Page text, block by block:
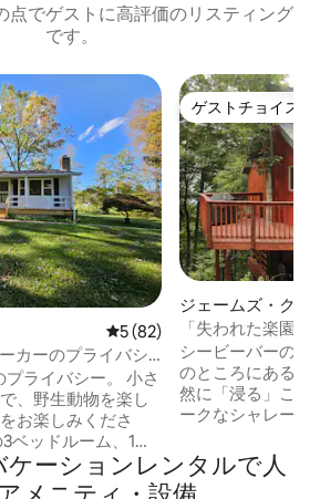
点でゲストに高評価のリスティング
です。
スです。
レビュー82件、5つ星中5つ
5 (82)
カーのプライバシ
ライバシー。 小さ
、野生動物を楽し
お楽しみくださ
インフロアには洗
しい家電がすべて
ゲストチョイス
ゲストチョイス
ジェームズ・クリ
レー
「失われた楽園
眺望、ジャグジー
シービーバーのボ
のところにある、
然に「浸る」こと
ークなシャレーは
高さのリビングル
ッドを備えたオ
ケーションレンタルで人